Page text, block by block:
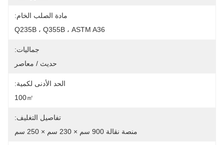
مادة الصلب الخام:
Q235B ، Q355B ، ASTM A36
جماليات:
حديث / معاصر
الحد الأدنى لكمية:
100㎡
تفاصيل التغليف:
منصة نقالة 900 سم × 230 سم × 250 سم